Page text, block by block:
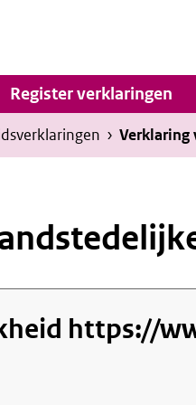
Hoofdnavigatie
Register verklaringen
› Verklaring
https://